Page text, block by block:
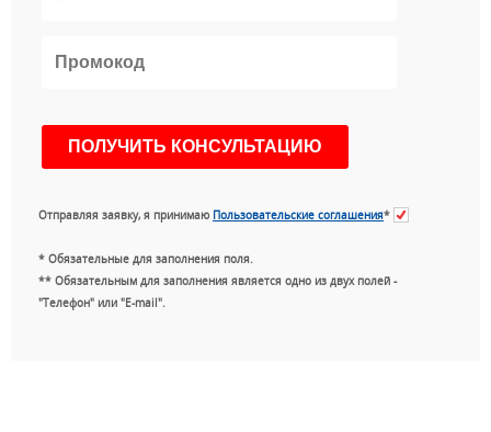
Отправляя заявку, я принимаю Пользовательские соглашения*
* Обязательные для заполнения поля.
** Обязательным для заполнения является одно из двух полей -
"Телефон" или "E-mail".